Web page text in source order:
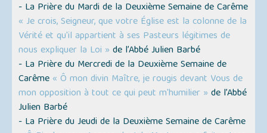
- La Prière du Mardi de la Deuxième Semaine de Carême
« Je crois, Seigneur, que votre Église est la colonne de la
Vérité et qu'il appartient à ses Pasteurs légitimes de
nous expliquer la Loi » de l’Abbé Julien Barbé
- La Prière du Mercredi de la Deuxième Semaine de
Carême « Ô mon divin Maître, je rougis devant Vous de
mon opposition à tout ce qui peut m'humilier » de l’Abbé
Julien Barbé
- La Prière du Jeudi de la Deuxième Semaine de Carême